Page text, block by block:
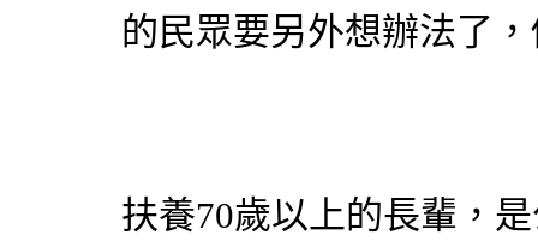
的民眾要另外想辦法了
扶養70歲以上的長輩，